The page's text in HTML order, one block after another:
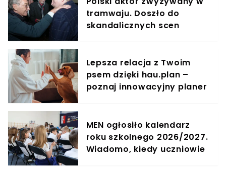
tramwaju. Doszło do
skandalicznych scen
Lepsza relacja z Twoim
psem dzięki hau.plan –
poznaj innowacyjny planer
MEN ogłosiło kalendarz
roku szkolnego 2026/2027.
Wiadomo, kiedy uczniowie